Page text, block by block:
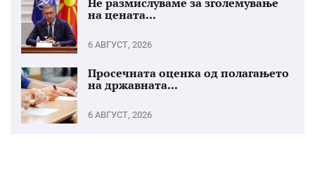
на цената...
6 АВГУСТ, 2026
Просечната оценка од полагањето
на државната...
6 АВГУСТ, 2026